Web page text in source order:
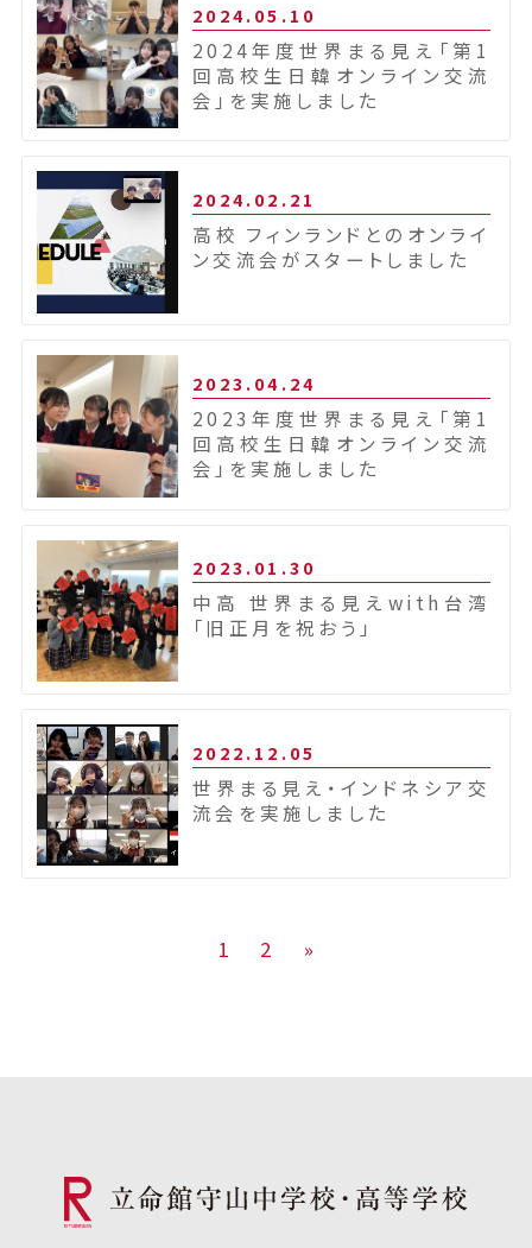
2024.05.10
2024年度世界まる見え「第1
回高校生日韓オンライン交流
会」を実施しました
2024.02.21
高校 フィンランドとのオンライ
ン交流会がスタートしました
2023.04.24
2023年度世界まる見え「第1
回高校生日韓オンライン交流
会」を実施しました
2023.01.30
中高 世界まる見えwith台湾
「旧正月を祝おう」
2022.12.05
世界まる見え・インドネシア交
流会を実施しました
1 2 »